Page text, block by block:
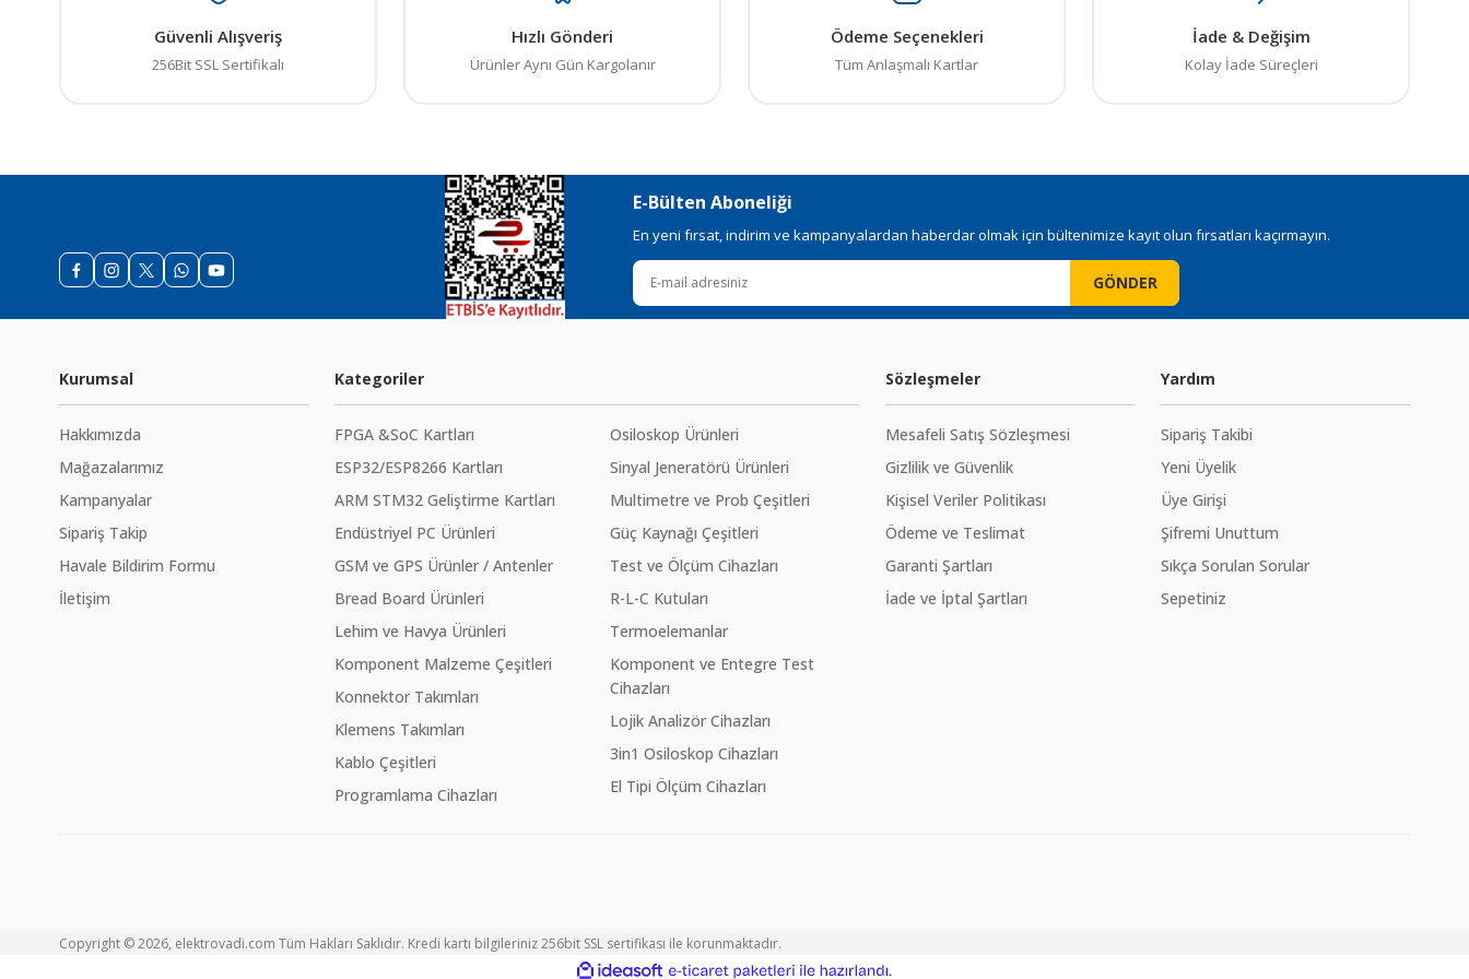
Güvenli Alışveriş
256Bit SSL Sertifikalı
Hızlı Gönderi
Ürünler Aynı Gün Kargolanır
Ödeme Seçenekleri
Tüm Anlaşmalı Kartlar
İade & Değişim
Kolay İade Süreçleri
E-Bülten Aboneliği
En yeni fırsat, indirim ve kampanyalardan haberdar olmak için bültenimize kayıt olun fırsatları kaçırmayın.
GÖNDER
Kurumsal
Hakkımızda
Mağazalarımız
Kampanyalar
Sipariş Takip
Havale Bildirim Formu
İletişim
Kategoriler
FPGA &SoC Kartları
ESP32/ESP8266 Kartları
ARM STM32 Geliştirme Kartları
Endüstriyel PC Ürünleri
GSM ve GPS Ürünler / Antenler
Bread Board Ürünleri
Lehim ve Havya Ürünleri
Komponent Malzeme Çeşitleri
Konnektor Takımları
Klemens Takımları
Kablo Çeşitleri
Programlama Cihazları
Osiloskop Ürünleri
Sinyal Jeneratörü Ürünleri
Multimetre ve Prob Çeşitleri
Güç Kaynağı Çeşitleri
Test ve Ölçüm Cihazları
R-L-C Kutuları
Termoelemanlar
Komponent ve Entegre Test
Cihazları
Lojik Analizör Cihazları
3in1 Osiloskop Cihazları
El Tipi Ölçüm Cihazları
Sözleşmeler
Mesafeli Satış Sözleşmesi
Gizlilik ve Güvenlik
Kişisel Veriler Politikası
Ödeme ve Teslimat
Garanti Şartları
İade ve İptal Şartları
Yardım
Sipariş Takibi
Yeni Üyelik
Üye Girişi
Şifremi Unuttum
Sıkça Sorulan Sorular
Sepetiniz
Copyright © 2026, elektrovadi.com Tüm Hakları Saklıdır. Kredi kartı bilgileriniz 256bit SSL sertifikası ile korunmaktadır.
ideasoft e-